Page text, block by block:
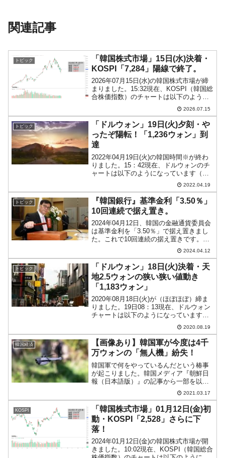
関連記事
トピック
「韓国株式市場」15日(水)決着・
KOSPI「7,284」陽線で終了。
2026年07月15日(水)の韓国株式市場が締
まりました。15:32現在、KOSPI（韓国総
合株価指数）のチャートは以下のように
『Investing.com』より引用）。KOSPIは
「7,284」まで上昇しました。投...
2026.07.15
トピック
「ドルウォン」19日(火)夕刻・や
ったぞ陽転！「1,236ウォン」到
達
2022年04月19日(火)の韓国時間※が終わ
りました。15：42現在、ドルウォンのチ
ャートは以下のようになっています（チ
ャートは『Investing.com』より引用）。
陽転しましたー！ 現在のところ「1ドル
＝1,236ウォン」近辺の戦い...
2022.04.19
トピック
『韓国銀行』基準金利「3.50％」
10回連続で据え置き。
2024年04月12日、韓国の金融通貨委員会
は基準金利を「3.50％」で据え置きまし
た。これで10回連続の据え置きです。ア
メリカ合衆国の連銀の方はインフレ対策
で政策金利を下げられなくなっていま
す。韓国では、高金利でお金が回らなく
なっているの...
2024.04.12
トピック
「ドルウォン」18日(火)決着・天
地2.5ウォンの狭い狭い値動き
「1,183ウォン」
2020年08月18日(火)が（ほぼほぼ）締ま
りました。19日08：13現在、ドルウォン
チャートは以下のようになっています
（チャートは『Investing.com』より引
用：以下同）。陰線となりました。わず
か0.44ウォンですがウォン高が進...
2020.08.19
韓国経済
【画像あり】韓国軍が今度は4千
万ウォンの「無人機」紛失！
韓国軍で何をやっているんだという椿事
が起こりました。韓国メディア『朝鮮日
報（日本語版）』の記事から一部を以下
に引用します。別名「斬首部隊」とも呼
ばれる韓国陸軍第13特殊任務旅団が最
近、特殊作戦用の超小型無人機（UAV）
を紛失していたことが1...
2021.03.17
KOSPI
「韓国株式市場」01月12日(金)初
動・KOSPI「2,528」さらに下
落！
2024年01月12日(金)の韓国株式市場が開
きました。10:02現在、KOSPI（韓国総合